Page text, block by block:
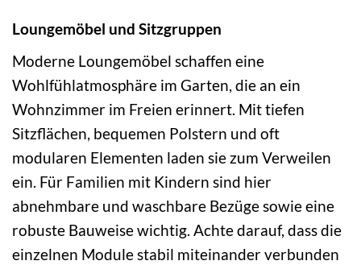
Loungemöbel und Sitzgruppen
Moderne Loungemöbel schaffen eine
Wohlfühlatmosphäre im Garten, die an ein
Wohnzimmer im Freien erinnert. Mit tiefen
Sitzflächen, bequemen Polstern und oft
modularen Elementen laden sie zum Verweilen
ein. Für Familien mit Kindern sind hier
abnehmbare und waschbare Bezüge sowie eine
robuste Bauweise wichtig. Achte darauf, dass die
einzelnen Module stabil miteinander verbunden